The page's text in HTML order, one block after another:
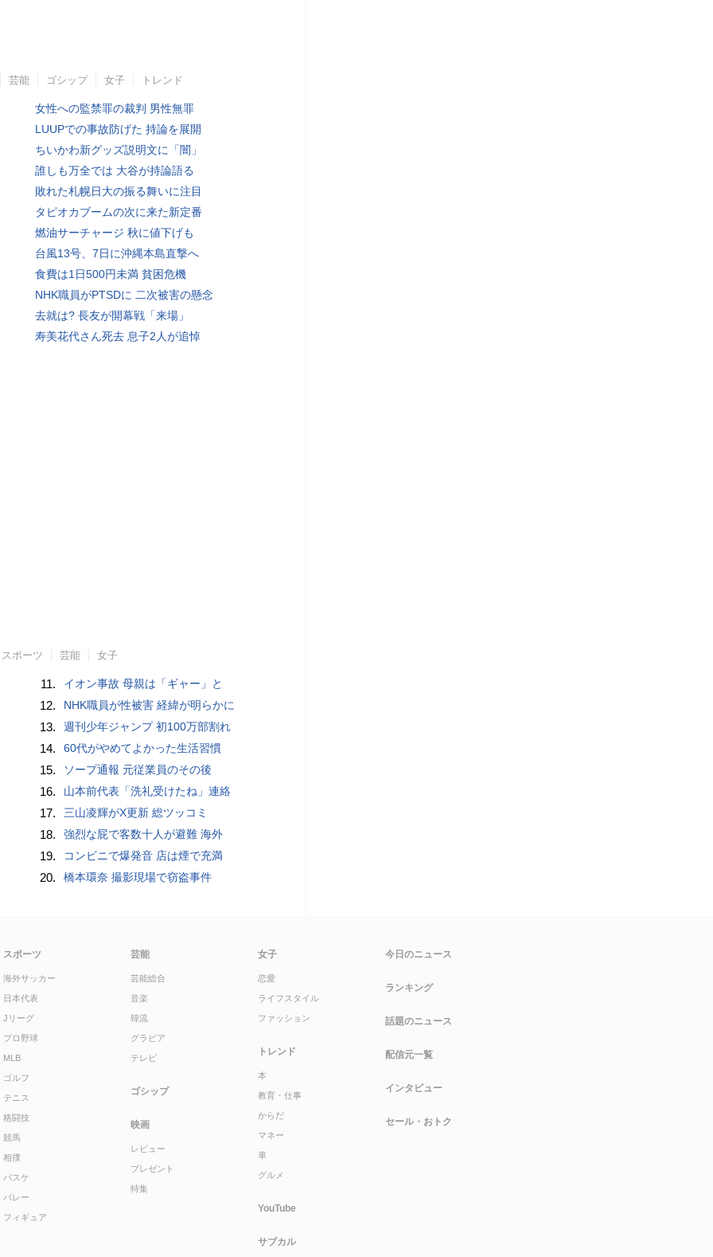
芸能 ゴシップ 女子 トレンド
女性への監禁罪の裁判 男性無罪
LUUPでの事故防げた 持論を展開
ちいかわ新グッズ説明文に「闇」
誰しも万全では 大谷が持論語る
敗れた札幌日大の振る舞いに注目
タピオカブームの次に来た新定番
燃油サーチャージ 秋に値下げも
台風13号、7日に沖縄本島直撃へ
食費は1日500円未満 貧困危機
NHK職員がPTSDに 二次被害の懸念
去就は? 長友が開幕戦「来場」
寿美花代さん死去 息子2人が追悼
スポーツ 芸能 女子
11. イオン事故 母親は「ギャー」と
12. NHK職員が性被害 経緯が明らかに
13. 週刊少年ジャンプ 初100万部割れ
14. 60代がやめてよかった生活習慣
15. ソープ通報 元従業員のその後
16. 山本前代表「洗礼受けたね」連絡
17. 三山凌輝がX更新 総ツッコミ
18. 強烈な屁で客数十人が避難 海外
19. コンビニで爆発音 店は煙で充満
20. 橋本環奈 撮影現場で窃盗事件
スポーツ
海外サッカー
日本代表
Jリーグ
プロ野球
MLB
ゴルフ
テニス
格闘技
競馬
相撲
バスケ
バレー
フィギュア
芸能
芸能総合
音楽
韓流
グラビア
テレビ
ゴシップ
映画
レビュー
プレゼント
特集
女子
恋愛
ライフスタイル
ファッション
トレンド
本
教育・仕事
からだ
マネー
車
グルメ
YouTube
サブカル
今日のニュース
ランキング
話題のニュース
配信元一覧
インタビュー
セール・おトク